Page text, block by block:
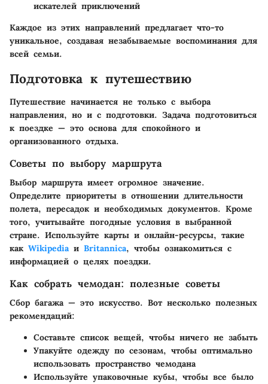
искателей приключений
Каждое из этих направлений предлагает что-то
уникальное, создавая незабываемые воспоминания для
всей семьи.
Подготовка к путешествию
Путешествие начинается не только с выбора
направления, но и с подготовки. Задача подготовиться
к поездке — это основа для спокойного и
организованного отдыха.
Советы по выбору маршрута
Выбор маршрута имеет огромное значение.
Определите приоритеты в отношении длительности
полета, пересадок и необходимых документов. Кроме
того, учитывайте погодные условия в выбранной
стране. Используйте карты и онлайн-ресурсы, такие
как Wikipediaи Britannica, чтобы ознакомиться с
информацией о целях поездки.
Как собрать чемодан: полезные советы
Сбор багажа — это искусство. Вот несколько полезных
рекомендаций:
Составьте список вещей, чтобы ничего не забыть
Упакуйте одежду по сезонам, чтобы оптимально
использовать пространство чемодана
Используйте упаковочные кубы, чтобы все было